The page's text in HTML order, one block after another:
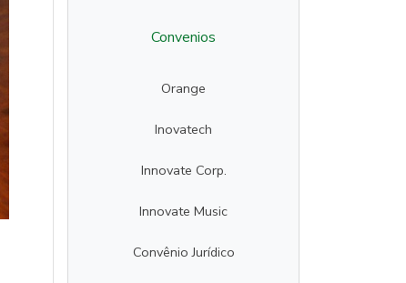
Convenios
Orange
Inovatech
Innovate Corp.
Innovate Music
Convênio Jurídico